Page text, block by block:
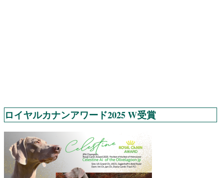
ロイヤルカナンアワード2025 W受賞